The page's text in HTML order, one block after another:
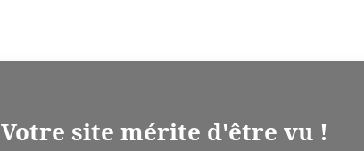
Votre site mérite d'être vu !